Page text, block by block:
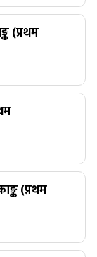
‍(प्रथम
(प्रथम